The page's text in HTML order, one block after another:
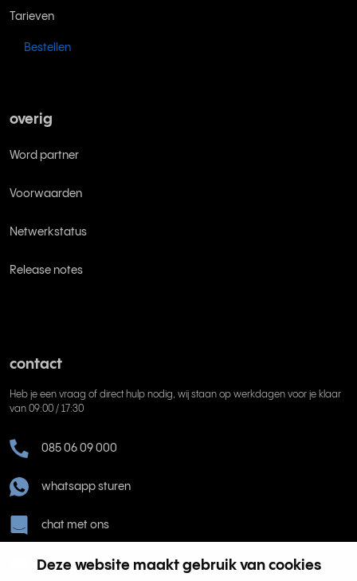
Deze website maakt gebruik van cookies
Tarieven
Bestellen
overig
Word partner
Voorwaarden
Netwerkstatus
Release notes
contact
Heb je een vraag of direct hulp nodig, wij staan op werkdagen voor je klaar
van 09:00 / 17:30
085 06 09 000
whatsapp sturen
chat met ons
help@rinkel.nl